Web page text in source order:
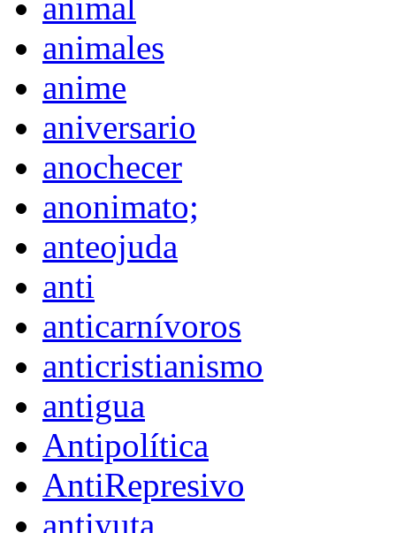
animal
animales
anime
aniversario
anochecer
anonimato;
anteojuda
anti
anticarnívoros
anticristianismo
antigua
Antipolítica
AntiRepresivo
antiyuta